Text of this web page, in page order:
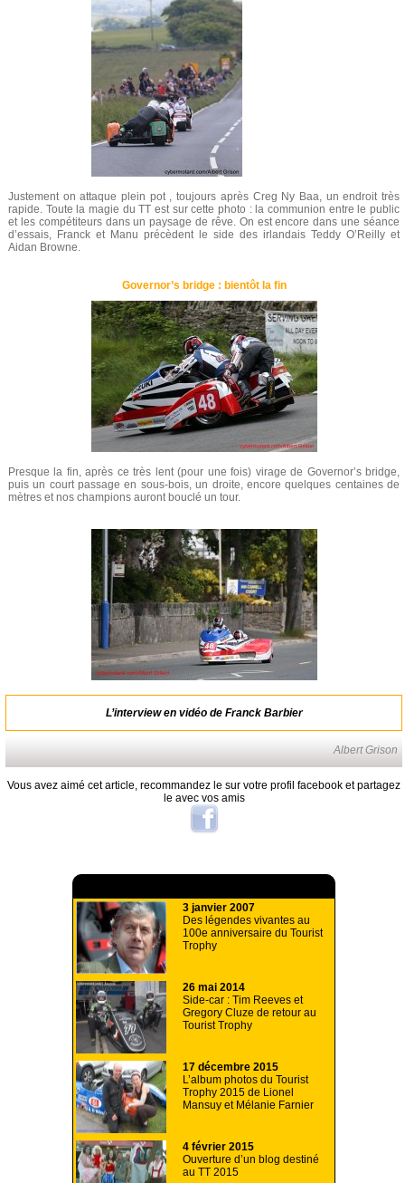
Justement on attaque plein pot , toujours après Creg Ny Baa, un endroit très
rapide. Toute la magie du TT est sur cette photo : la communion entre le public
et les compétiteurs dans un paysage de rêve. On est encore dans une séance
d’essais, Franck et Manu précèdent le side des irlandais Teddy O’Reilly et
Aidan Browne.
Governor’s bridge : bientôt la fin
Presque la fin, après ce très lent (pour une fois) virage de Governor’s bridge,
puis un court passage en sous-bois, un droite, encore quelques centaines de
mètres et nos champions auront bouclé un tour.
L’interview en vidéo de Franck Barbier
Albert Grison
Vous avez aimé cet article, recommandez le sur votre profil facebook et partagez
le avec vos amis
3 janvier 2007
Des légendes vivantes au
100e anniversaire du Tourist
Trophy
26 mai 2014
Side-car : Tim Reeves et
Gregory Cluze de retour au
Tourist Trophy
17 décembre 2015
L’album photos du Tourist
Trophy 2015 de Lionel
Mansuy et Mélanie Farnier
4 février 2015
Ouverture d’un blog destiné
au TT 2015